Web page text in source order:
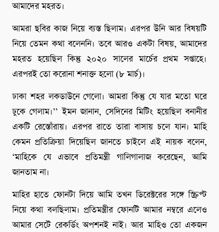
আমাদের মহরত।
আমরা ছবির কাজ নিয়ে ব্যস্ত ছিলাম। এরপর উনি আর বিষয়টি
নিয়ে তেমন কথা বলেননি। তবে আরও একটা বিষয়, আমাদের
মহরত হয়েছিল কিন্তু ২০২০ সালের মার্চের প্রথম সপ্তাহে।
এরপরই তো করোনা শনাক্ত হলো (৮ মার্চ)।
ঢাকা শহর লকডাউনে গেলো। আমরা কিন্তু যে যার মতো ঘরে
ঢুকে গেলাম।’’ ইমন জানান, সেদিনের মিটিং হয়েছিল বনানীর
একটি রেস্তোঁরায়। এরপর রাতে তারা বাসায় চলে যান। মাহি
কেমন প্রতিক্রিয়া দিয়েছিল জানতে চাইলে এই নায়ক বলেন,
‘মাহিকে যে এভাবে প্রতিমন্ত্রী গালিগালাজ করেছেন, আমি
জানতাম না।
মাহির হাতে ফোনটা দিয়ে আমি তখন ডিরেক্টরের সঙ্গে স্ক্রিপ্ট
নিয়ে কথা বলছিলাম। প্রতিমন্ত্রীর ফোনটি আমার নম্বরে এলেও
আমার সেটে রেকর্ডিং অপশনই নাই। আর মাহিও তো একজন